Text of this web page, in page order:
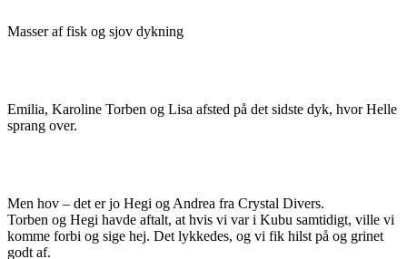
Masser af fisk og sjov dykning
Emilia, Karoline Torben og Lisa afsted på det sidste dyk, hvor Helle
sprang over.
Men hov – det er jo Hegi og Andrea fra Crystal Divers.
Torben og Hegi havde aftalt, at hvis vi var i Kubu samtidigt, ville vi
komme forbi og sige hej. Det lykkedes, og vi fik hilst på og grinet
godt af.